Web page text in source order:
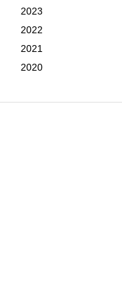
2023
2022
2021
2020